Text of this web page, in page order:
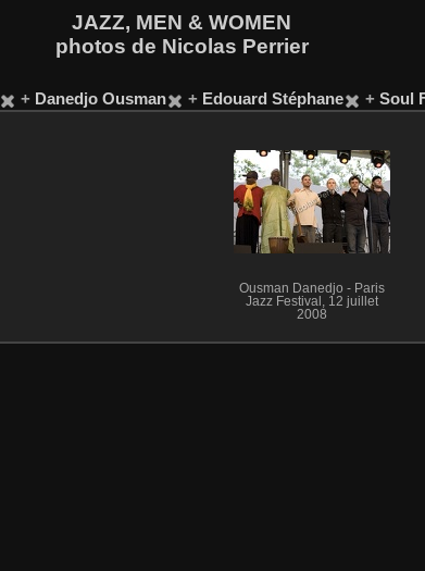
JAZZ, MEN & WOMEN
photos de Nicolas Perrier
+ Danedjo Ousman + Edouard Stéphane + Soul
Ousman Danedjo - Paris
Jazz Festival, 12 juillet
2008